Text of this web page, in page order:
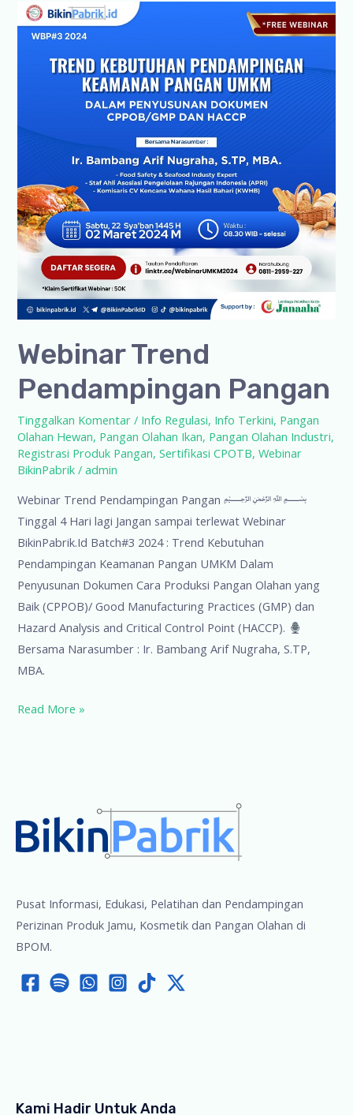
Agroindustri
Webinar Trend
Pendampingan Pangan
Tinggalkan Komentar / Info Regulasi, Info Terkini, Pangan
Olahan Hewan, Pangan Olahan Ikan, Pangan Olahan Industri,
Registrasi Produk Pangan,Sertifikasi CPOTB,Webinar
BikinPabrik /admin
Webinar Trend Pendampingan Pangan ﷽
Tinggal 4 Hari lagi Jangan sampai terlewat Webinar
BikinPabrik.Id Batch#3 2024 : Trend Kebutuhan
Pendampingan Keamanan Pangan UMKM Dalam
Penyusunan Dokumen Cara Produksi Pangan Olahan yang
Baik (CPPOB)/ Good Manufacturing Practices (GMP) dan
Hazard Analysis and Critical Control Point (HACCP).
Bersama Narasumber : Ir. Bambang Arif Nugraha, S.TP,
MBA.
Webinar
Read More »
Pusat Informasi, Edukasi, Pelatihan dan Pendampingan
Perizinan Produk Jamu, Kosmetik dan Pangan Olahan di
BPOM.
Kami Hadir Untuk Anda